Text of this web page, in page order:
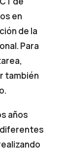
en
de la
Para
también
años